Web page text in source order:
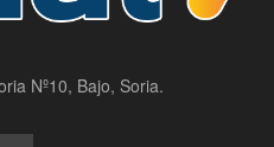
Nº10, Bajo, Soria.